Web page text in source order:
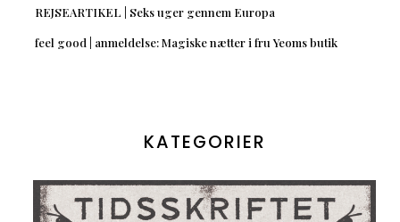
REJSEARTIKEL | Seks uger gennem Europa
feel good | anmeldelse: Magiske nætter i fru Yeoms butik
KATEGORIER